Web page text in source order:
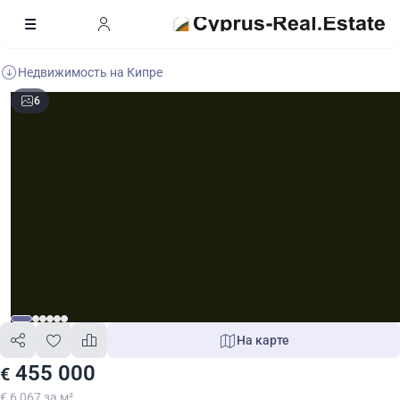
Недвижимость на Кипре
6
€ 455 000
На карте